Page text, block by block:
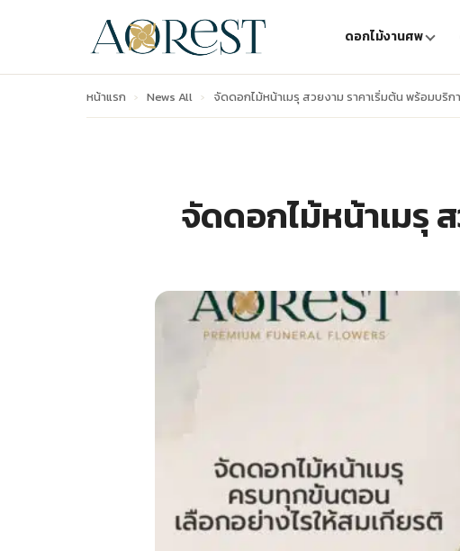
ดอกไม้งานศพ
หน้าแรก › News All › จัดดอกไม้หน้าเมรุ สวยงาม ราคาเริ่มต้น พร้อมบริ
จัดดอกไม้หน้าเมรุ